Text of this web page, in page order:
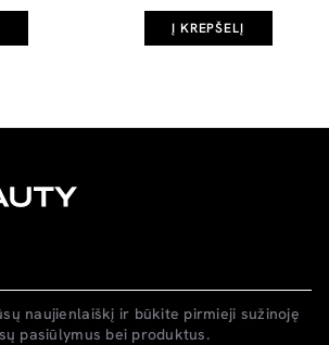
Į KREPŠELĮ
naujienlaiškį ir būkite pirmieji sužinoję
pasiūlymus bei produktus.